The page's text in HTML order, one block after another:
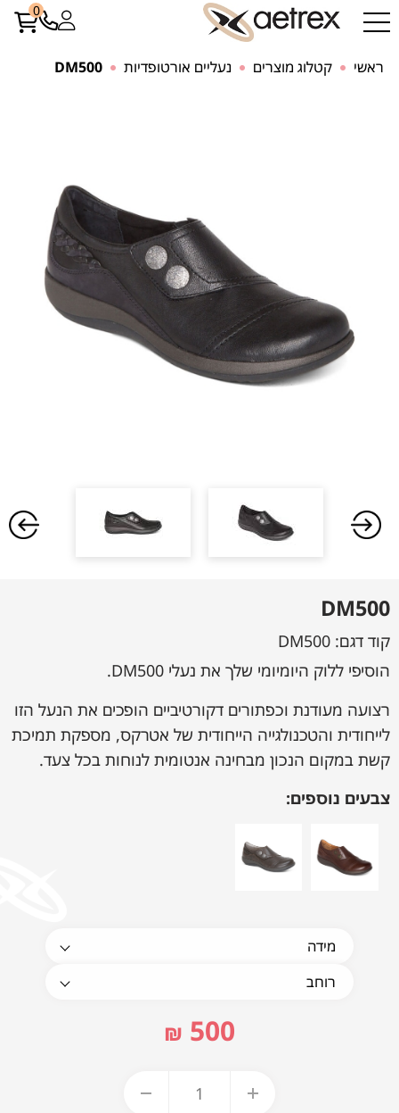
0
ראשי קטלוג מוצרים נעליים אורטופדיות DM500
DM500
קוד דגם: DM500
הוסיפי ללוק היומיומי שלך את נעלי DM500.
רצועה מעודנת וכפתורים דקורטיביים הופכים את הנעל הזו
לייחודית והטכנולגייה הייחודית של אטרקס, מספקת תמיכת
קשת במקום הנכון מבחינה אנטומית לנוחות בכל צעד.
צבעים נוספים:
500
₪